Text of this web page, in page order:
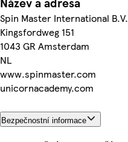
Spin Master International B.V.
Kingsfordweg 151
1043 GR Amsterdam
NL
www.spinmaster.com
unicornacademy.com
Bezpečnostní informace